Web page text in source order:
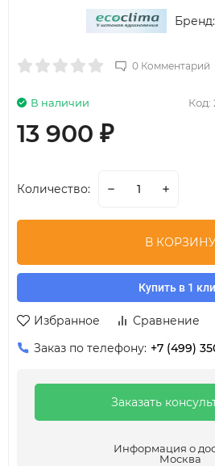
Бренд:
0 Комментарий
Код:
В наличии
13 900 ₽
Количество:
В
Купить в 1
Избранное
Сравнение
Заказ по телефону: +7 (499)
Заказать
Информация о
Москва